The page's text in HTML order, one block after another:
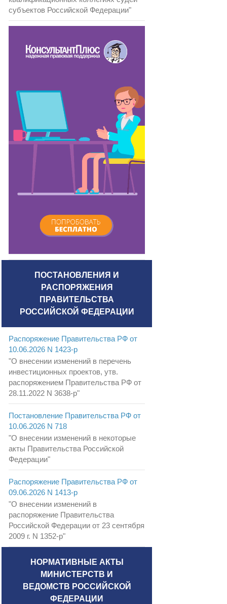
субъектов Российской Федерации"
ПОСТАНОВЛЕНИЯ И
РАСПОРЯЖЕНИЯ
ПРАВИТЕЛЬСТВА
РОССИЙСКОЙ ФЕДЕРАЦИИ
Распоряжение Правительства РФ от
10.06.2026 N 1423-р
"О внесении изменений в перечень
инвестиционных проектов, утв.
распоряжением Правительства РФ от
28.11.2022 N 3638-р"
Постановление Правительства РФ от
10.06.2026 N 718
"О внесении изменений в некоторые
акты Правительства Российской
Федерации"
Распоряжение Правительства РФ от
09.06.2026 N 1413-р
"О внесении изменений в
распоряжение Правительства
Российской Федерации от 23 сентября
2009 г. N 1352-р"
НОРМАТИВНЫЕ АКТЫ
МИНИСТЕРСТВ И
ВЕДОМСТВ РОССИЙСКОЙ
ФЕДЕРАЦИИ